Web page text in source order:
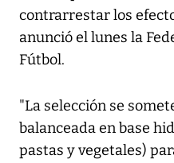
contrarrestar los
anunció el lunes la
Fútbol.
"La selección se
balanceada en base
pastas y vegetales)